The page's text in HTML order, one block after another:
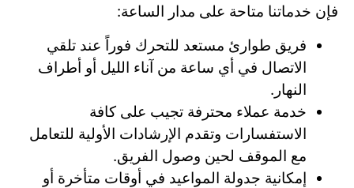
فإن خدماتنا متاحة على مدار الساعة:
فريق طوارئ مستعد للتحرك فوراً عند تلقي
الاتصال في أي ساعة من آناء الليل أو أطراف
النهار.
خدمة عملاء محترفة تجيب على كافة
الاستفسارات وتقدم الإرشادات الأولية للتعامل
مع الموقف لحين وصول الفريق.
إمكانية جدولة المواعيد في أوقات متأخرة أو